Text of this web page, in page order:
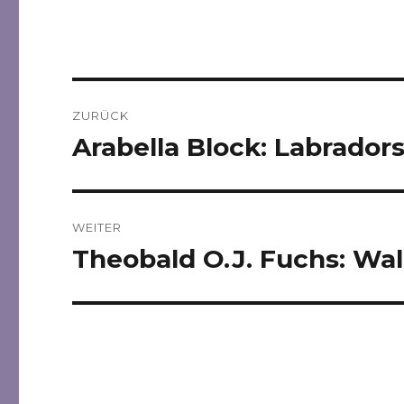
ZURÜCK
Vorheriger
Arabella Block:
WEITER
Nächster
Theobald O.J. Fuchs: